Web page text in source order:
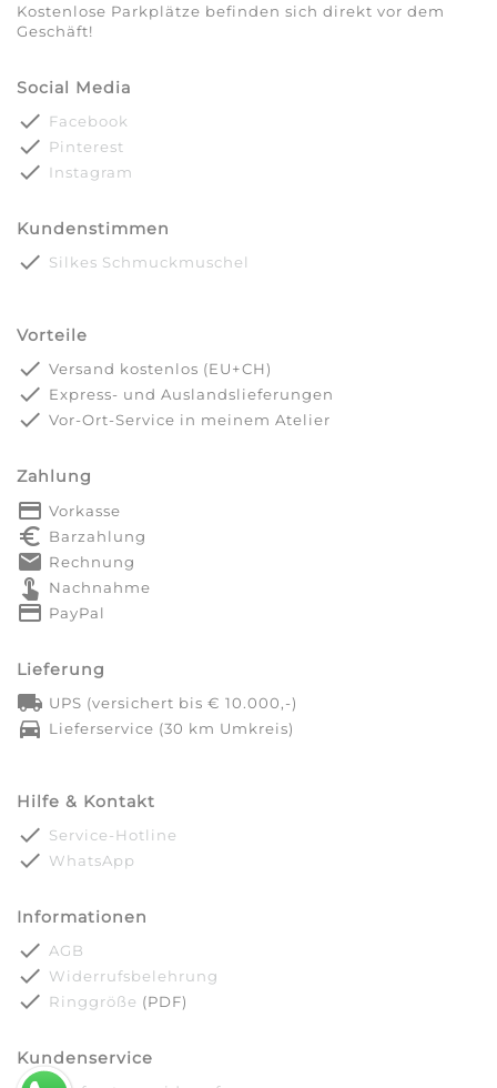
Kostenlose Parkplätze befinden sich direkt vor dem
Geschäft!
Social Media
done Facebook
done Pinterest
done Instagram
Kundenstimmen
done Silkes Schmuckmuschel
Vorteile
done Versand kostenlos (EU+CH)
done Express- und Auslandslieferungen
done Vor-Ort-Service in meinem Atelier
Zahlung
payment Vorkasse
euro_symbol Barzahlung
markunread Rechnung
touch_app Nachnahme
credit_card PayPal
Lieferung
local_shipping UPS (versichert bis € 10.000,-)
directions_car Lieferservice (30 km Umkreis)
Hilfe & Kontakt
done Service-Hotline
done WhatsApp
Informationen
done AGB
done Widerrufsbelehrung
done Ringgröße (PDF)
Kundenservice